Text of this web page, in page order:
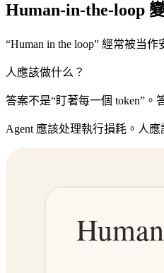
Human-in-the-loop
“Human in the loop” 經常被当
人應該做什么？
答案不是“盯著每一個 token”
Agent 應該处理執行損耗。人應